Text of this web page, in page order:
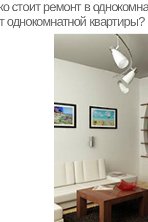
стоит ремонт в
однокомнатной квартиры?